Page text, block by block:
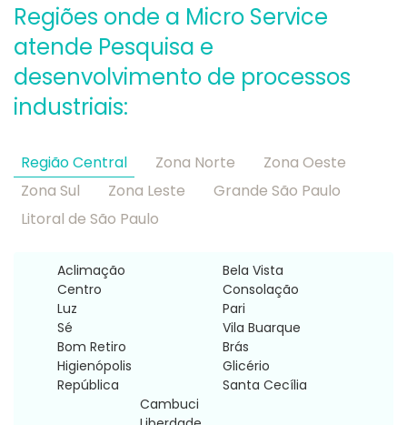
Regiões onde a Micro Service
atende Pesquisa e
desenvolvimento de processos
industriais:
Região Central Zona Norte
Zona Oeste
Zona Sul
Zona Leste
Grande São Paulo
Litoral de São Paulo
Aclimação
Centro
Luz
Sé
Bela Vista
Consolação
Pari
Vila Buarque
Bom Retiro
Higienópolis
República
Brás
Glicério
Santa Cecília
Cambuci